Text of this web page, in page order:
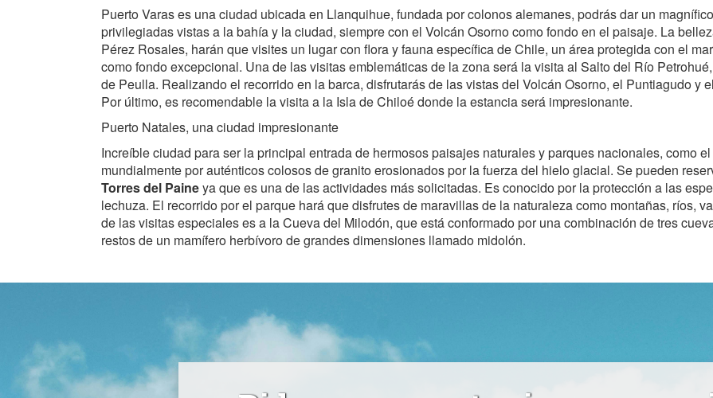
Puerto Varas es una ciudad ubicada en Llanquihue, fundada por colonos alemanes, podrás dar un
privilegiadas vistas a la bahía y la ciudad, siempre con el Volcán Osorno como fondo en el paisaje. La
Pérez Rosales, harán que visites un lugar con flora y fauna específica de Chile, un área protegida con el
como fondo excepcional. Una de las visitas emblemáticas de la zona será la visita al Salto del Río
de Peulla. Realizando el recorrido en la barca, disfrutarás de las vistas del Volcán Osorno, el Puntiagudo y
Por último, es recomendable la visita a la Isla de Chiloé donde la estancia será impresionante.
Puerto Natales, una ciudad impresionante
Increíble ciudad para ser la principal entrada de hermosos paisajes naturales y parques nacionales, como
mundialmente por auténticos colosos de granito erosionados por la fuerza del hielo glacial. Se pueden
Torres del Paineya que es una de las actividades más solicitadas. Es conocido por la protección a las
lechuza. El recorrido por el parque hará que disfrutes de maravillas de la naturaleza como montañas, ríos,
de las visitas especiales es a la Cueva del Milodón, que está conformado por una combinación de tres
restos de un mamífero herbívoro de grandes dimensiones llamado midolón.